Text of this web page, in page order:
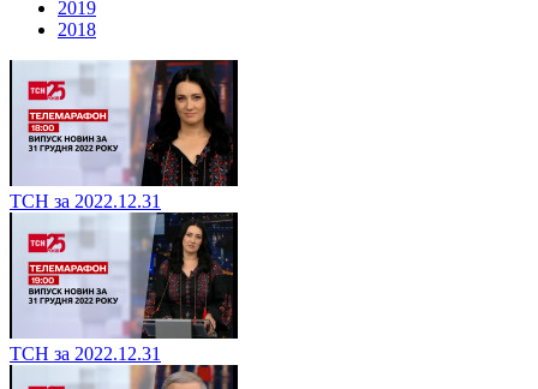
2019
2018
ТСН за 2022.12.31
ТСН за 2022.12.31